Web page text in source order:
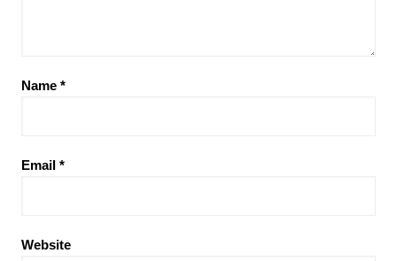
Name *
Email *
Website